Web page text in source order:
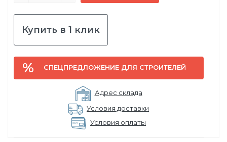
Купить в 1 клик
СПЕЦПРЕДЛОЖЕНИЕ ДЛЯ СТРОИТЕЛЕЙ
Адрес склада
Условия доставки
Условия оплаты